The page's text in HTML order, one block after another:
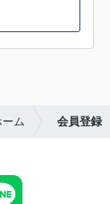
ム 会員登録